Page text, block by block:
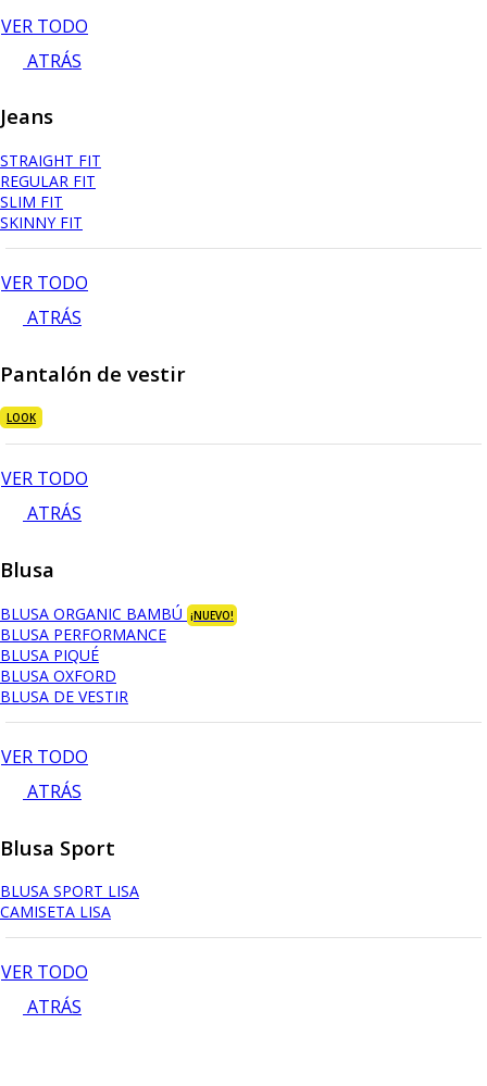
VER TODO
ATRÁS
Jeans
STRAIGHT FIT
REGULAR FIT
SLIM FIT
SKINNY FIT
VER TODO
ATRÁS
Pantalón de vestir
LOOK
VER TODO
ATRÁS
Blusa
BLUSA ORGANIC BAMBÚ ¡NUEVO!
BLUSA PERFORMANCE
BLUSA PIQUÉ
BLUSA OXFORD
BLUSA DE VESTIR
VER TODO
ATRÁS
Blusa Sport
BLUSA SPORT LISA
CAMISETA LISA
VER TODO
ATRÁS